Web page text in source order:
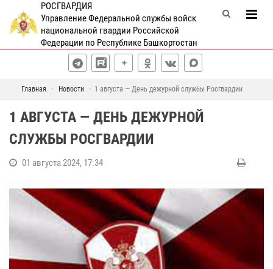
РОСГВАРДИЯ
Управление Федеральной службы войск
национальной гвардии Российской
Федерации по Республике Башкортостан
Главная Новости 1 августа — День дежурной службы Росгвардии
1 АВГУСТА — ДЕНЬ ДЕЖУРНОЙ
СЛУЖБЫ РОСГВАРДИИ
01 августа 2024, 17:34